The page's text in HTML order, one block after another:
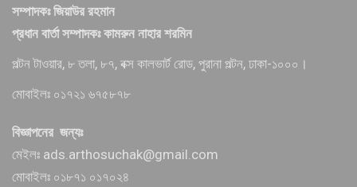
সম্পাদকঃ জিয়াউর রহমান
প্রধান বার্তা সম্পাদকঃ কামরুন নাহার শরমিন
পল্টন টাওয়ার, ৮ তলা, ৮৭, বক্স কালভার্ট রোড, পুরানা পল্টন, ঢাকা-১০০০।
মোবাইলঃ ০১৭২১ ৬৭৫৮৭৮
বিজ্ঞাপনের জন্যঃ
মেইলঃ ads.arthosuchak@gmail.com
মোবাইলঃ ০১৮৭১ ০১৭০২৪